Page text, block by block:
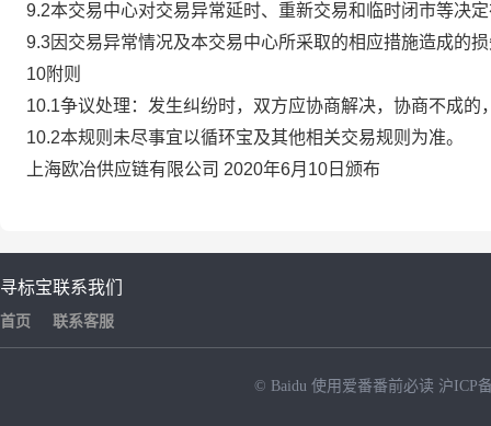
9.2本交易中心对交易异常延时、重新交易和临时闭市等决
9.3因交易异常情况及本交易中心所采取的相应措施造成的
10附则
10.1争议处理：发生纠纷时，双方应协商解决，协商不成
10.2本规则未尽事宜以循环宝及其他相关交易规则为准。
上海欧冶供应链有限公司 2020年6月10日颁布
寻标宝
首页
联系我们
联系客服
© Baidu 使用爱番番前必读 沪ICP